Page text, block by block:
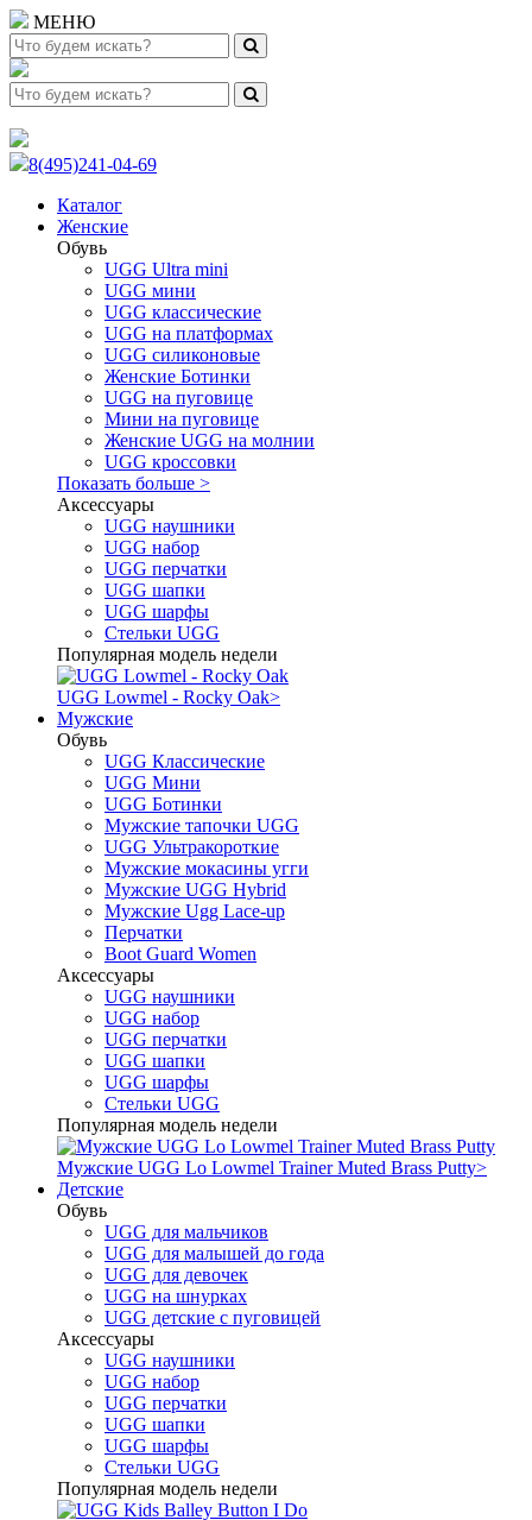
МЕНЮ
8(495)241-04-69
Каталог
Женские
Обувь
UGG Ultra mini
UGG мини
UGG классические
UGG на платформах
UGG силиконовые
Женские Ботинки
UGG на пуговице
Мини на пуговице
Женские UGG на молнии
UGG кроссовки
Показать больше >
Аксессуары
UGG наушники
UGG набор
UGG перчатки
UGG шапки
UGG шарфы
Стельки UGG
Популярная модель недели
UGG Lowmel - Rocky Oak>
Мужские
Обувь
UGG Классические
UGG Мини
UGG Ботинки
Мужские тапочки UGG
UGG Ультракороткие
Мужские мокасины угги
Мужские UGG Hybrid
Мужские Ugg Lace-up
Перчатки
Boot Guard Women
Аксессуары
UGG наушники
UGG набор
UGG перчатки
UGG шапки
UGG шарфы
Стельки UGG
Популярная модель недели
Мужские UGG Lo Lowmel Trainer Muted Brass Putty>
Детские
Обувь
UGG для мальчиков
UGG для малышей до года
UGG для девочек
UGG на шнурках
UGG детские с пуговицей
Аксессуары
UGG наушники
UGG набор
UGG перчатки
UGG шапки
UGG шарфы
Стельки UGG
Популярная модель недели